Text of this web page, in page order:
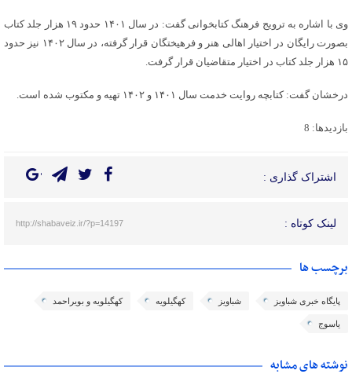
وی با اشاره به ترویج فرهنگ کتابخوانی گفت: در سال ۱۴۰۱ حدود ۱۹ هزار جلد کتاب
بصورت رایگان در اختیار اهالی هنر و فرهیختگان قرار گرفته، در سال ۱۴۰۲ نیز حدود
۱۵ هزار جلد کتاب در اختیار متقاضیان قرار گرفت.
درخشان گفت: کتابچه روایت خدمت سال ۱۴۰۱ و ۱۴۰۲ تهیه و مکتوب شده است.
بازدیدها: 8
اشتراک گذاری :
لینک کوتاه : http://shabaveiz.ir/?p=14197
برچسب ها
پایگاه خبری شباویز شباویز کهگیلویه کهگیلویه و بویراحمد
یاسوج
نوشته های مشابه